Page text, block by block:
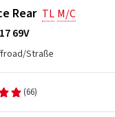
Rear TL M/C
69V
Straße
(66)